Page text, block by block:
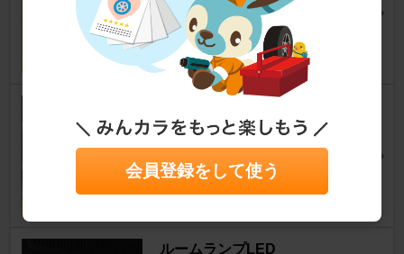
TT クーペ
チャンプ@4031さん
13
TT クーペ [8N]
kkzrxksrさん
32
ルームランプLED
会員登録をして使う